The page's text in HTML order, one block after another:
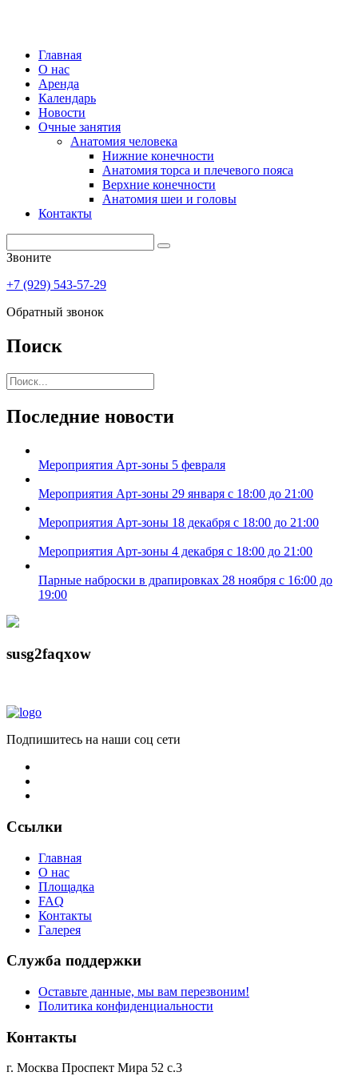
Главная
О нас
Аренда
Календарь
Новости
Очные занятия
Анатомия человека
Нижние конечности
Анатомия торса и плечевого пояса
Верхние конечности
Анатомия шеи и головы
Контакты
Звоните
+7 (929) 543-57-29
Обратный звонок
Поиск
Последние новости
Мероприятия Арт-зоны 5 февраля
Мероприятия Арт-зоны 29 января с 18:00 до 21:00
Мероприятия Арт-зоны 18 декабря с 18:00 до 21:00
Мероприятия Арт-зоны 4 декабря с 18:00 до 21:00
Парные наброски в драпировках 28 ноября с 16:00 до
19:00
susg2faqxow
Подпишитесь на наши соц сети
Ссылки
Главная
О нас
Площадка
FAQ
Контакты
Галерея
Служба поддержки
Оставьте данные, мы вам перезвоним!
Политика конфиденциальности
Контакты
г. Москва Проспект Мира 52 с.3